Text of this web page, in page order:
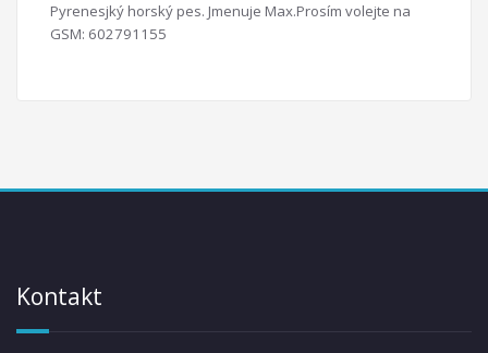
Pyrenesjký horský pes. Jmenuje Max.Prosím volejte na
GSM: 602791155
Kontakt